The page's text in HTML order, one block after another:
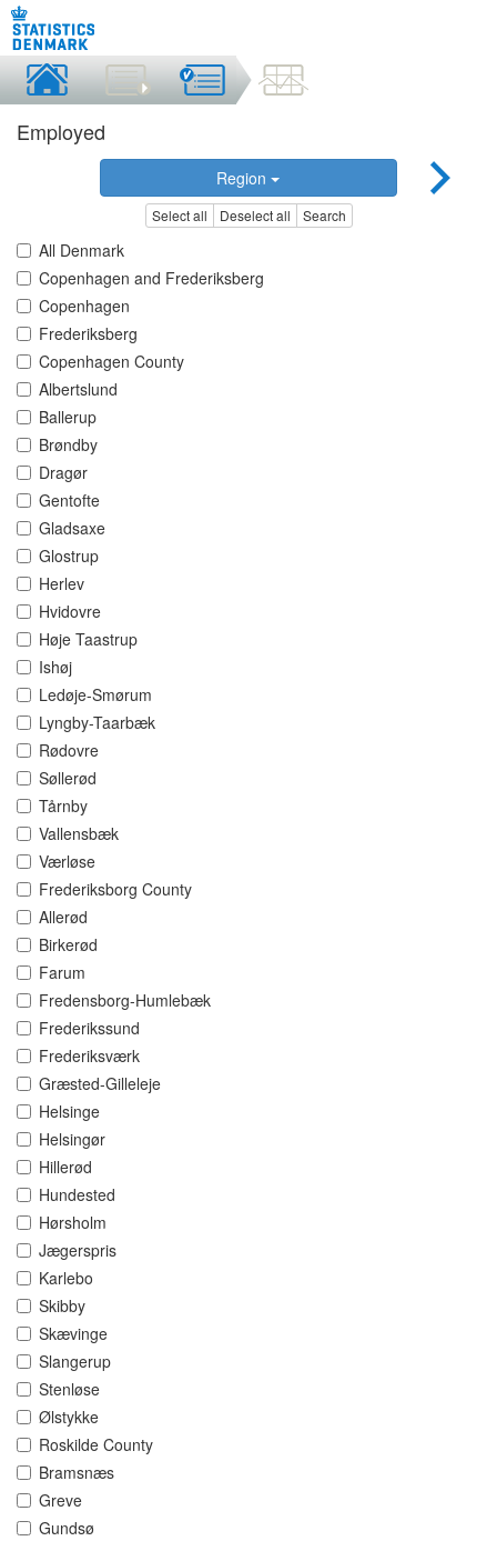
Employed
Region
Select all Deselect all Search
All Denmark
Copenhagen and Frederiksberg
Copenhagen
Frederiksberg
Copenhagen County
Albertslund
Ballerup
Brøndby
Dragør
Gentofte
Gladsaxe
Glostrup
Herlev
Hvidovre
Høje Taastrup
Ishøj
Ledøje-Smørum
Lyngby-Taarbæk
Rødovre
Søllerød
Tårnby
Vallensbæk
Værløse
Frederiksborg County
Allerød
Birkerød
Farum
Fredensborg-Humlebæk
Frederikssund
Frederiksværk
Græsted-Gilleleje
Helsinge
Helsingør
Hillerød
Hundested
Hørsholm
Jægerspris
Karlebo
Skibby
Skævinge
Slangerup
Stenløse
Ølstykke
Roskilde County
Bramsnæs
Greve
Gundsø